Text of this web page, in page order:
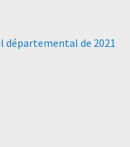
départemental de 2021